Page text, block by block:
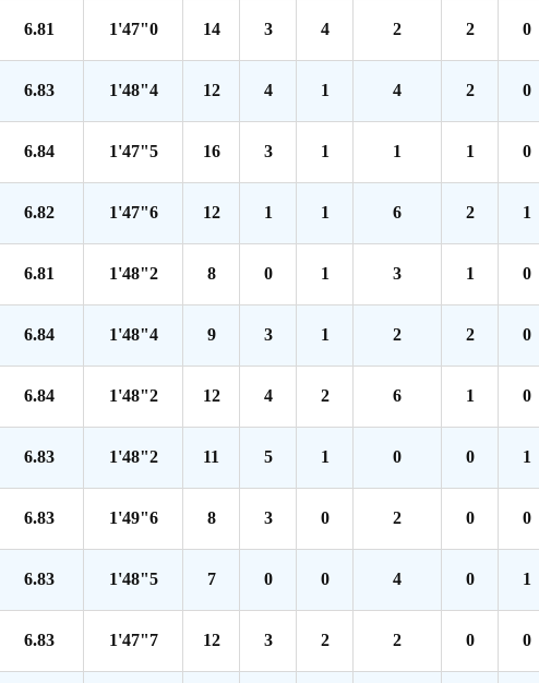
6.81 1'47"0 14 3 4 2 2 0
6.83 1'48"4 12 4 1 4 2 0
6.84 1'47"5 16 3 1 1 1 0
6.82 1'47"6 12 1 1 6 2 1
6.81 1'48"2 8 0 1 3 1 0
6.84 1'48"4 9 3 1 2 2 0
6.84 1'48"2 12 4 2 6 1 0
6.83 1'48"2 11 5 1 0 0 1
6.83 1'49"6 8 3 0 2 0 0
6.83 1'48"5 7 0 0 4 0 1
6.83 1'47"7 12 3 2 2 0 0